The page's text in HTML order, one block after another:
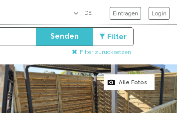
Eintragen Login
Senden Filter
Filter zurücksetzen
Alle Fotos